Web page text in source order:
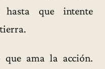
hasta que intente
que ama la acción.